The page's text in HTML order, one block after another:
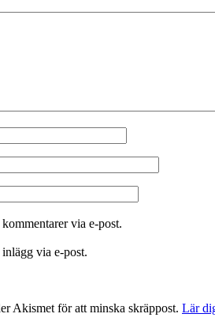
via e-post.
via e-post.
Akismet för att minska skräppost. Lär